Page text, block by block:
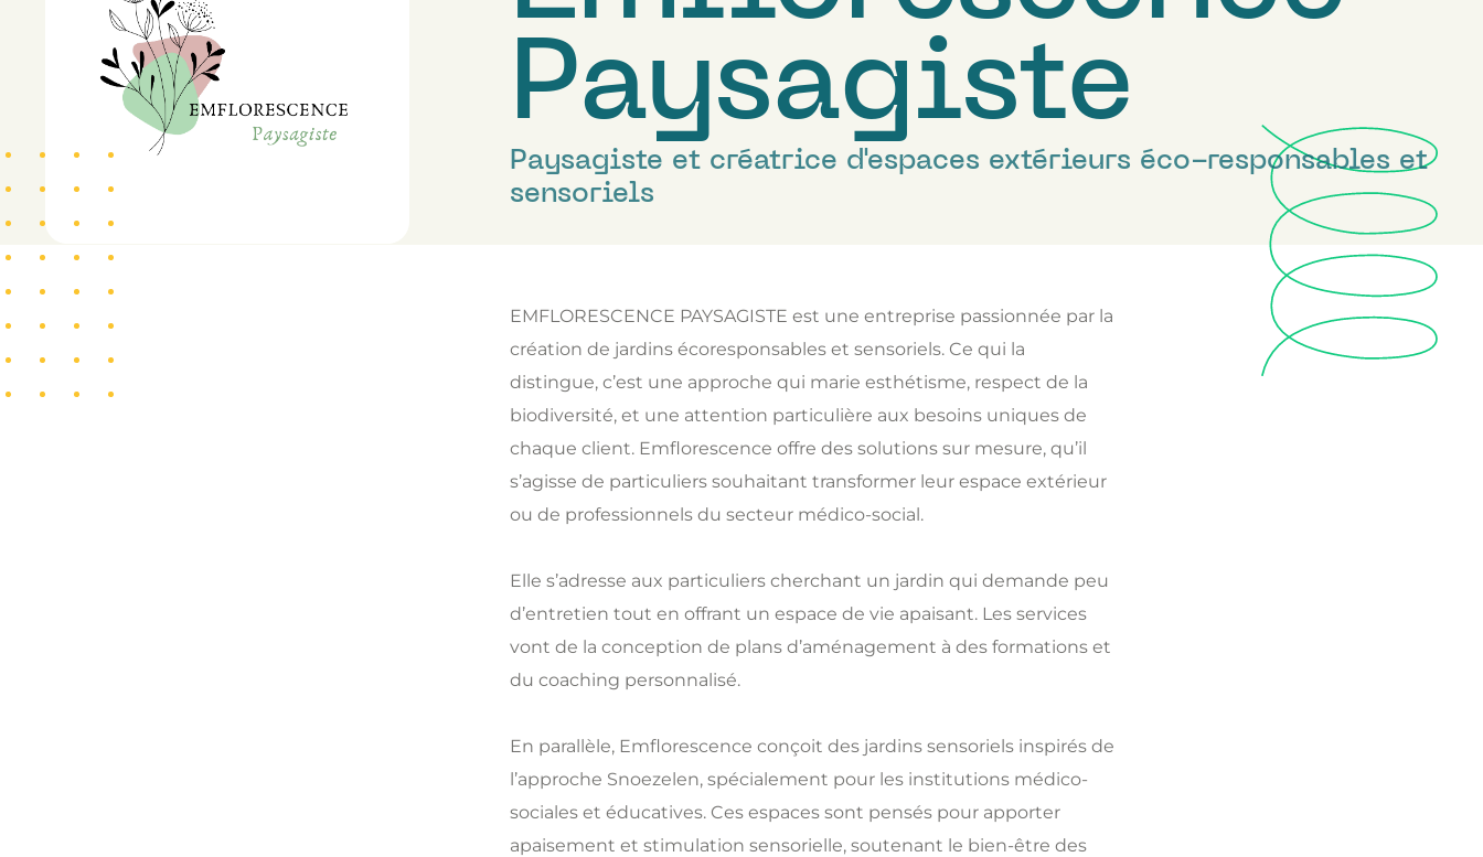
Paysagiste
Paysagiste et créatrice d'espaces extérieurs éco-responsables et
sensoriels
EMFLORESCENCE PAYSAGISTE est une entreprise passionnée par la
création de jardins écoresponsables et sensoriels. Ce qui la
distingue, c’est une approche qui marie esthétisme, respect de la
biodiversité, et une attention particulière aux besoins uniques de
chaque client. Emflorescence offre des solutions sur mesure, qu’il
s’agisse de particuliers souhaitant transformer leur espace extérieur
ou de professionnels du secteur médico-social.
Elle s’adresse aux particuliers cherchant un jardin qui demande peu
d’entretien tout en offrant un espace de vie apaisant. Les services
vont de la conception de plans d’aménagement à des formations et
du coaching personnalisé.
En parallèle, Emflorescence conçoit des jardins sensoriels inspirés de
l’approche Snoezelen, spécialement pour les institutions médico-
sociales et éducatives. Ces espaces sont pensés pour apporter
apaisement et stimulation sensorielle, soutenant le bien-être des